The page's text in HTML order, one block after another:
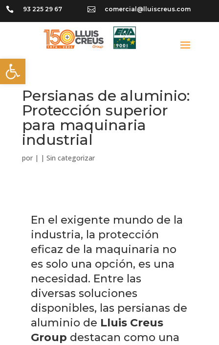
Abrir barra de herramientas
 93 225 29 67  comercial@lluiscreus.com
Persianas de aluminio:
Protección superior
para maquinaria
industrial
por | | Sin categorizar
En el exigente mundo de la
industria, la protección
eficaz de la maquinaria no
es solo una opción, es una
necesidad. Entre las
diversas soluciones
disponibles, las persianas de
aluminio de Lluis Creus
Group destacan como una